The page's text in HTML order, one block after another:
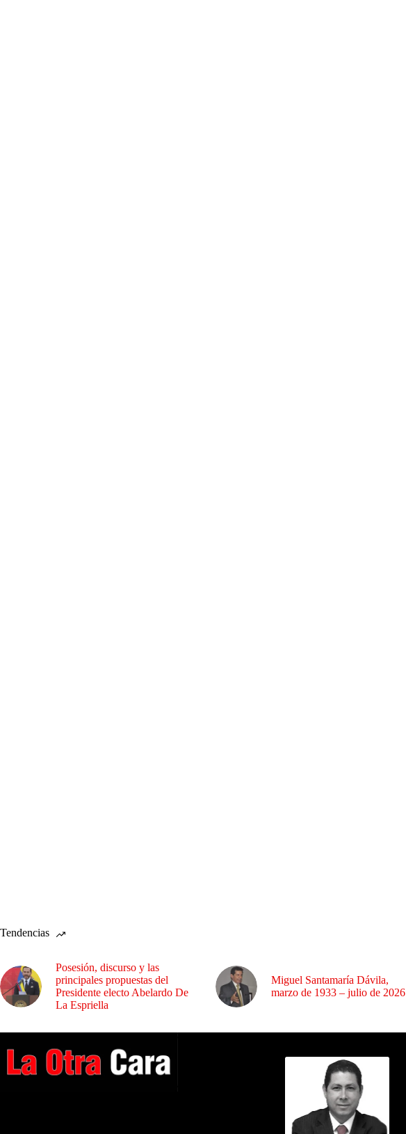
Tendencias
Posesión, discurso y las
principales propuestas del
Presidente electo Abelardo De
La Espriella
Miguel Santamaría Dávila,
marzo de 1933 – julio de 2026